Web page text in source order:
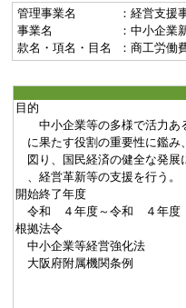
管理事業名
：経営支援
事業名
：中小企業
款名・項名・目名
：商工労
目的
中小企業等の多様で活力あ
に果たす役割の重要性に鑑み
図り、国民経済の健全な発展
、経営革新等の支援を行う。
開始終了年度
令和 ４年度～令和 ４年度
根拠法令
中小企業等経営強化法
大阪府附属機関条例